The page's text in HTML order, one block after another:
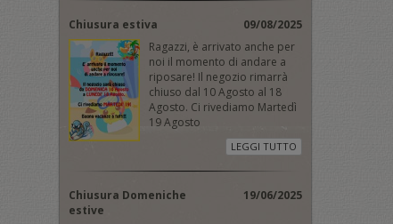
Chiusura estiva
09/08/2025
Ragazzi, è arrivato anche per
noi il momento di andare a
riposare! Il negozio rimarrà
chiuso dal 10 Agosto al 18
Agosto. Ci rivediamo Martedì
19 Agosto
LEGGI TUTTO
Chiusura Domeniche
estive
19/06/2025